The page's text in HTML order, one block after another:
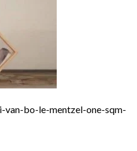
bo-le-mentzel-one-sqm-